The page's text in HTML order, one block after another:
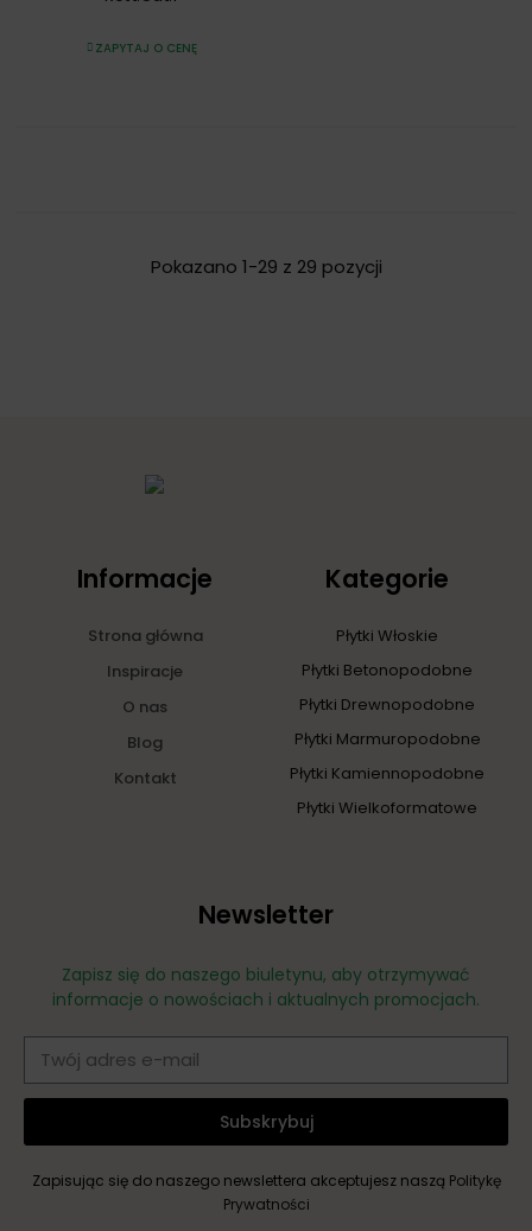
ZAPYTAJ O CENĘ
Pokazano 1-29 z 29 pozycji
Informacje
Strona główna
Inspiracje
O nas
Blog
Kontakt
Kategorie
Płytki Włoskie
Płytki Betonopodobne
Płytki Drewnopodobne
Płytki Marmuropodobne
Płytki Kamiennopodobne
Płytki Wielkoformatowe
Newsletter
Zapisz się do naszego biuletynu, aby otrzymywać
informacje o nowościach i aktualnych promocjach.
Subskrybuj
Zapisując się do naszego newslettera akceptujesz naszą Politykę
Prywatności